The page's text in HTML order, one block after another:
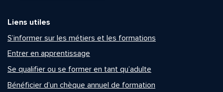
Liens utiles
S’informer sur les métiers et les formations
Entrer en apprentissage
Se qualifier ou se former en tant qu’adulte
Bénéficier d’un chèque annuel de formation